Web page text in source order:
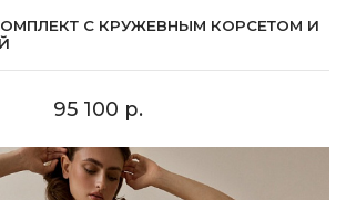
С КРУЖЕВНЫМ КОРСЕТОМ И
95 100 р.